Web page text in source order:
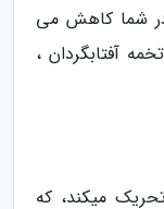
در شما کاهش می
آفتابگردان ،
میکند، که